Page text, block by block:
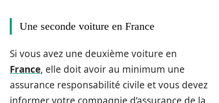
Une seconde voiture en France
Si vous avez une deuxième voiture en
France, elle doit avoir au minimum une
assurance responsabilité civile et vous devez